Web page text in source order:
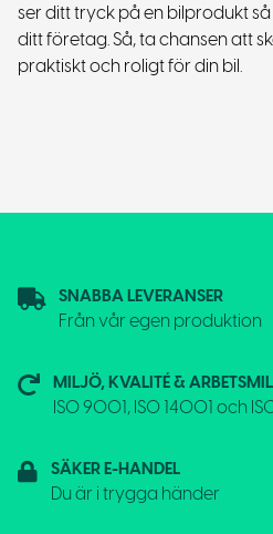
ser ditt tryck på en bilprodukt
ditt företag. Så, ta chansen att
praktiskt och roligt för din bil.
SNABBA LEVERANSER
Från vår egen produktion
MILJÖ, KVALITÉ &
ISO 9001, ISO 14001 och
SÄKER E-HANDEL
Du är i trygga händer